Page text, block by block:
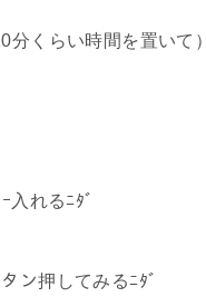
分くらい時間を置いて）
入れるﾆﾀﾞ
ン押してみるﾆﾀﾞ